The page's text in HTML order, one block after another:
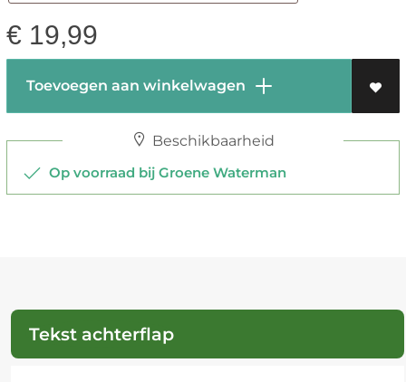
€ 19,99
Toevoegen aan winkelwagen
Beschikbaarheid
Op voorraad bij Groene Waterman
Tekst achterflap